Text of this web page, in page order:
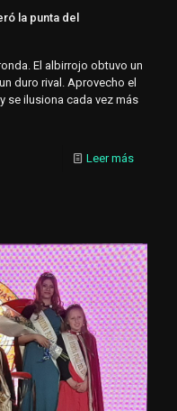
la punta del
El albirrojo obtuvo un
duro rival. Aprovecho el
se ilusiona cada vez más
Leer más